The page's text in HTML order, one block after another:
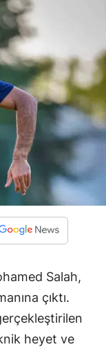
Salah,
çıktı.
heyet ve